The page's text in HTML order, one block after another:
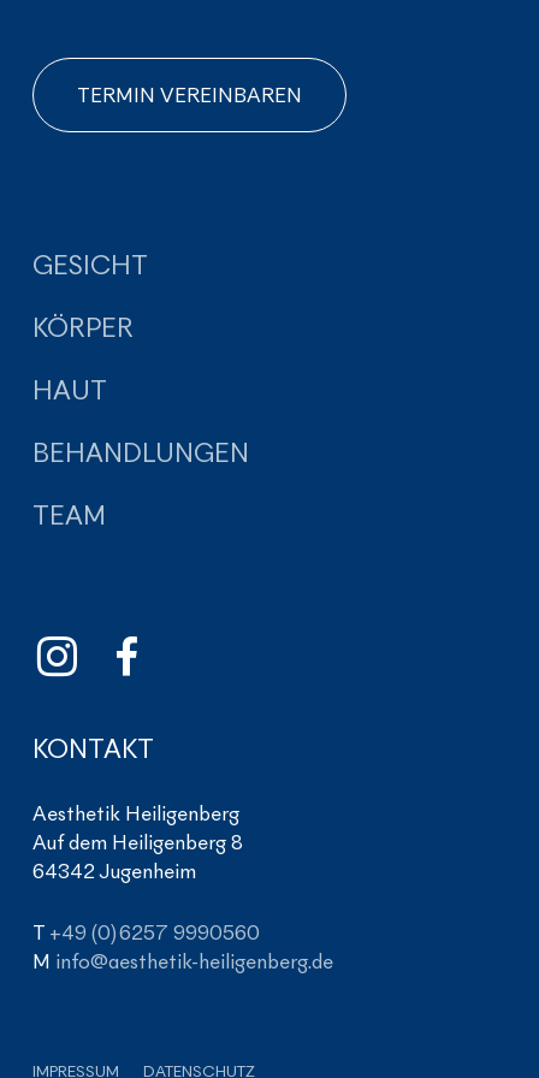
TERMIN VEREINBAREN
GESICHT
KÖRPER
HAUT
BEHANDLUNGEN
TEAM
KONTAKT
Aesthetik Heiligenberg
Auf dem Heiligenberg 8
64342 Jugenheim
T +49 (0) 6257 9990560
M info@aesthetik-heiligenberg.de
IMPRESSUM DATENSCHUTZ